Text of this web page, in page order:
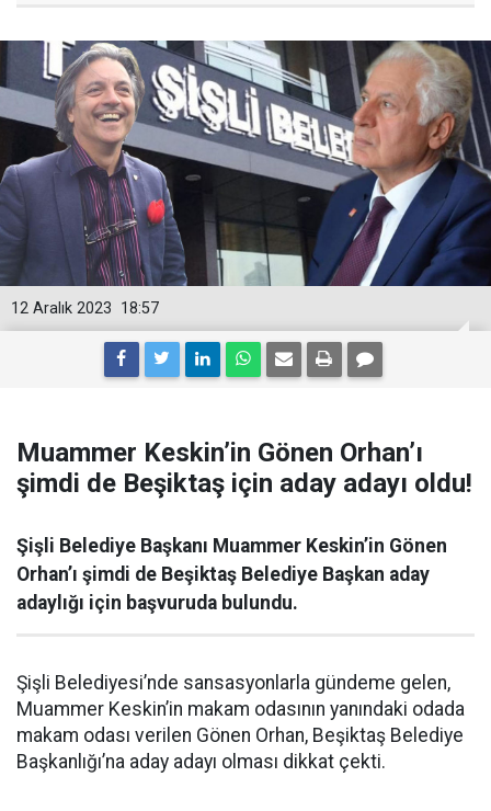
18:57
12 Aralık 2023
Muammer Keskin’in Gönen Orhan’ı
şimdi de Beşiktaş için aday adayı oldu!
Şişli Belediye Başkanı Muammer Keskin’in Gönen
Orhan’ı şimdi de Beşiktaş Belediye Başkan aday
adaylığı için başvuruda bulundu.
Şişli Belediyesi’nde sansasyonlarla gündeme gelen,
Muammer Keskin’in makam odasının yanındaki odada
makam odası verilen Gönen Orhan, Beşiktaş Belediye
Başkanlığı’na aday adayı olması dikkat çekti.